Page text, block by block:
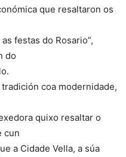
que resaltaron os
festas do Rosario”,
do
coa modernidade,
quixo resaltar o
cun
a Cidade Vella, a súa